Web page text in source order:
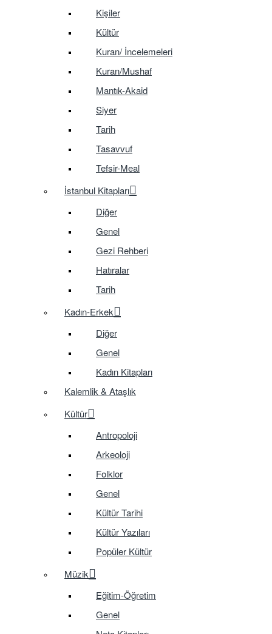
Kişiler
Kültür
Kuran/ İncelemeleri
Kuran/Mushaf
Mantık-Akaid
Siyer
Tarih
Tasavvuf
Tefsir-Meal
İstanbul Kitapları
Diğer
Genel
Gezi Rehberi
Hatıralar
Tarih
Kadın-Erkek
Diğer
Genel
Kadın Kitapları
Kalemlik & Ataşlık
Kültür
Antropoloji
Arkeoloji
Folklor
Genel
Kültür Tarihi
Kültür Yazıları
Popüler Kültür
Müzik
Eğitim-Öğretim
Genel